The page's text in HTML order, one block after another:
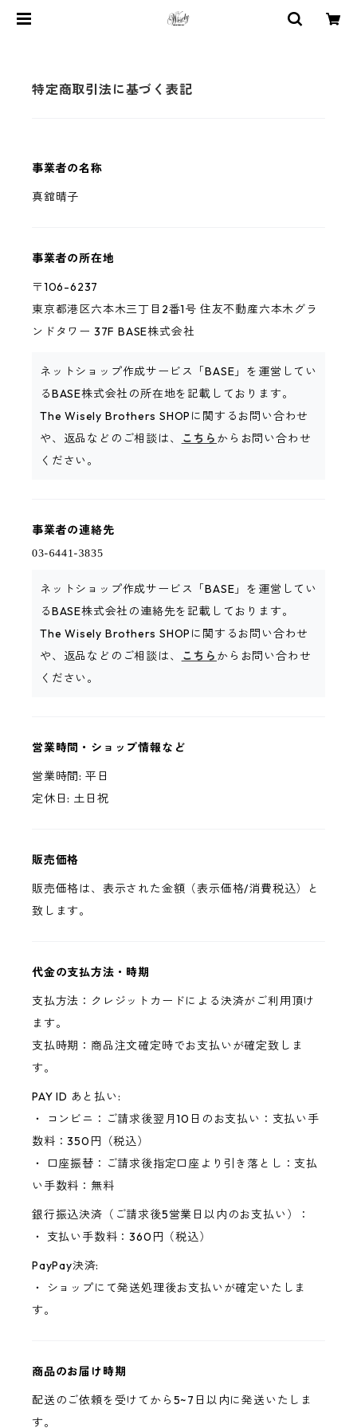
特定商取引法に基づく表記
事業者の名称
真舘晴子
事業者の所在地
〒106-6237
東京都港区六本木三丁目2番1号 住友不動産六本木グラ
ンドタワー 37F BASE株式会社
ネットショップ作成サービス「BASE」を運営してい
るBASE株式会社の所在地を記載しております。
The Wisely Brothers SHOPに関するお問い合わせ
や、返品などのご相談は、
こちら からお問い合わせ
ください。
事業者の連絡先
ネットショップ作成サービス「BASE」を運営してい
るBASE株式会社の連絡先を記載しております。
The Wisely Brothers SHOPに関するお問い合わせ
や、返品などのご相談は、
こちら からお問い合わせ
ください。
営業時間・ショップ情報など
営業時間: 平日
定休日: 土日祝
販売価格
販売価格は、表示された金額（表示価格/消費税込）と
致します。
代金の支払方法・時期
支払方法：クレジットカードによる決済がご利用頂け
ます。
支払時期：商品注文確定時でお支払いが確定致しま
す。
PAY ID あと払い:
・ コンビニ：ご請求後翌月10日のお支払い：支払い手
数料：350円（税込）
・ 口座振替：ご請求後指定口座より引き落とし：支払
い手数料：無料
銀行振込決済（ご請求後5営業日以内のお支払い）：
・ 支払い手数料：360円（税込）
PayPay決済:
・ ショップにて発送処理後お支払いが確定いたしま
す。
商品のお届け時期
配送のご依頼を受けてから5~7日以内に発送いたしま
す。